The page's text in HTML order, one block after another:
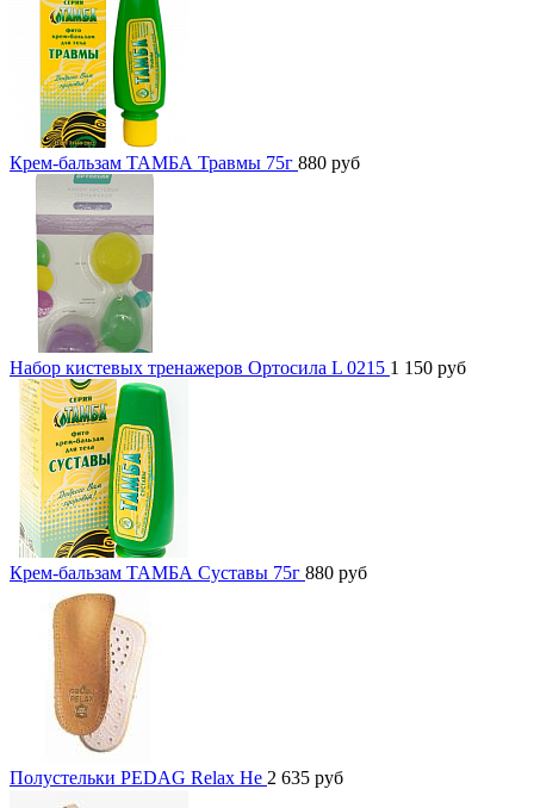
Крем-бальзам ТАМБА Травмы 75г 880 руб
Набор кистевых тренажеров Ортосила L 0215 1 150 руб
Крем-бальзам ТАМБА Суставы 75г 880 руб
Полустельки PEDAG Relax He 2 635 руб